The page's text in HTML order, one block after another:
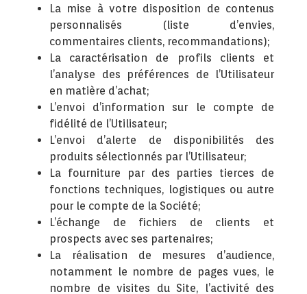
La mise à votre disposition de contenus
personnalisés (liste d’envies,
commentaires clients, recommandations);
La caractérisation de profils clients et
l’analyse des préférences de l’Utilisateur
en matière d’achat;
L’envoi d’information sur le compte de
fidélité de l’Utilisateur;
L’envoi d’alerte de disponibilités des
produits sélectionnés par l’Utilisateur;
La fourniture par des parties tierces de
fonctions techniques, logistiques ou autre
pour le compte de la Société;
L’échange de fichiers de clients et
prospects avec ses partenaires;
La réalisation de mesures d’audience,
notamment le nombre de pages vues, le
nombre de visites du Site, l’activité des